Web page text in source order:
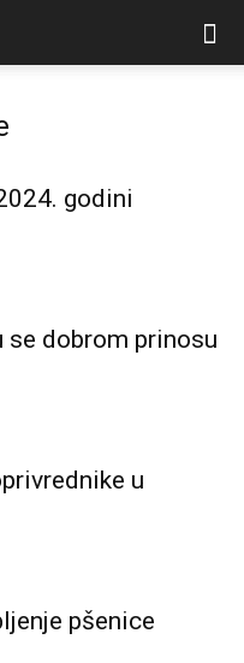
godini
se dobrom prinosu
u
pšenice